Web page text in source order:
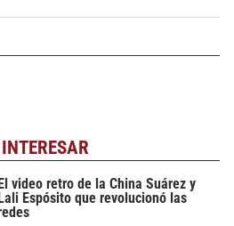
El video retro de la China Suárez y
Lali Espósito que revolucionó las